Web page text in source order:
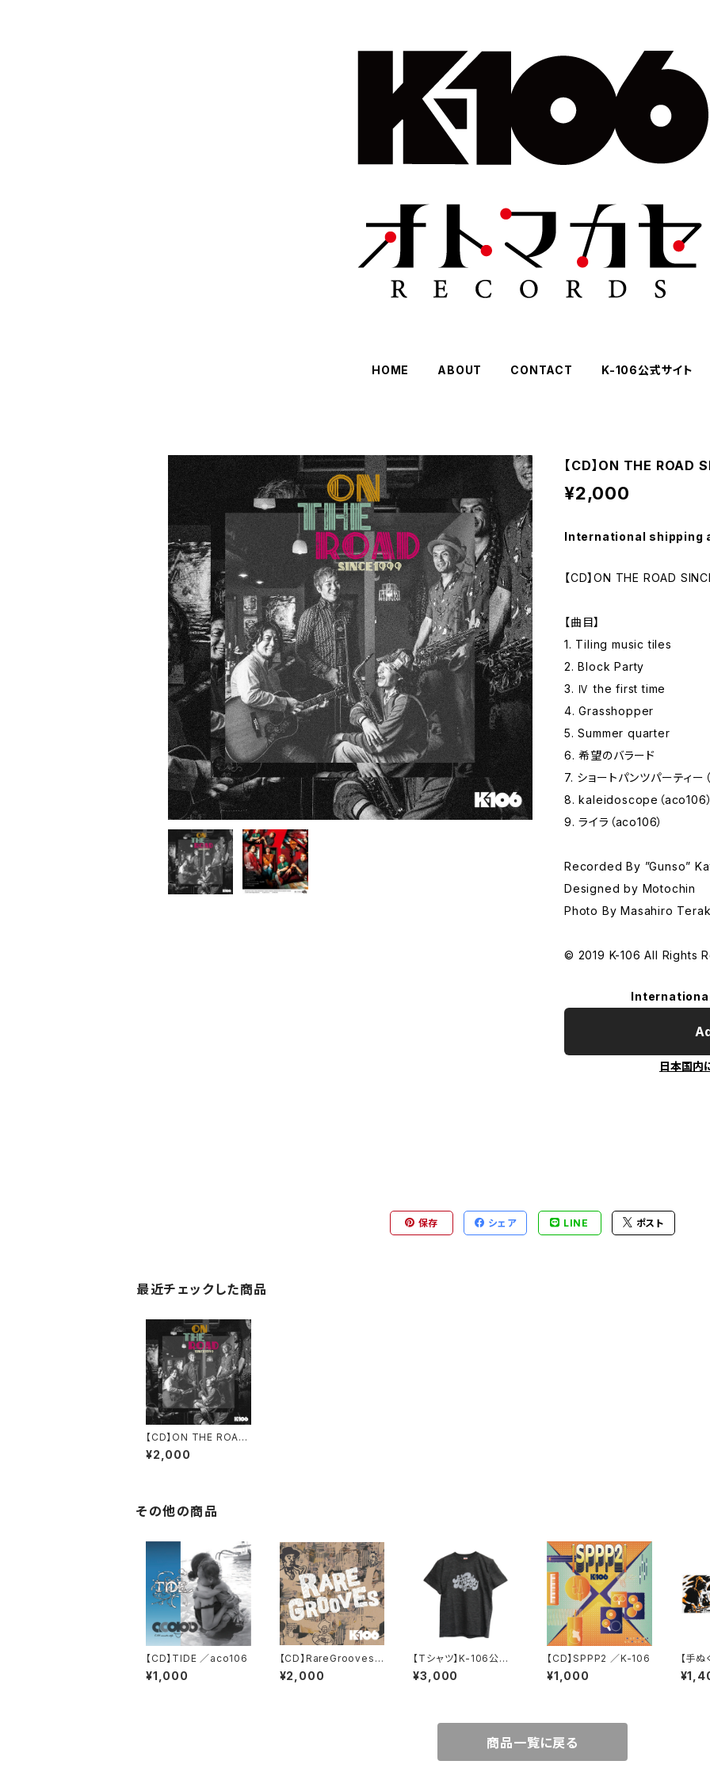
HOME ABOUT CONTACT K-106公式サイト
【CD】ON THE ROAD
¥2,000
International shipping
【CD】ON THE ROAD
【曲目】
1. Tiling music tiles
2. Block Party
3. Ⅳ the first time
4. Grasshopper
5. Summer quarter
6. 希望のバラード
7. ショートパンツパーティー
8. kaleidoscope（aco106）
9. ライラ（aco106）
Recorded By ”Gunso”
Designed by Motochin
Photo By Masahiro
© 2019 K-106 All Rights
日本国内
保存 シェア LINE ポスト
最近チェックした商品
【CD】ON THE ROAD
SINCE1999 ／K-106
¥2,000
その他の商品
【CD】TIDE ／aco106
¥1,000
【CD】RareGrooves
／K-106
¥2,000
【Tシャツ】K-106公式T
シャツ（ヘザーブラック）
¥3,000
【CD】SPPP2 ／K-106
¥1,000
【手
ジナル
商品一覧に戻る